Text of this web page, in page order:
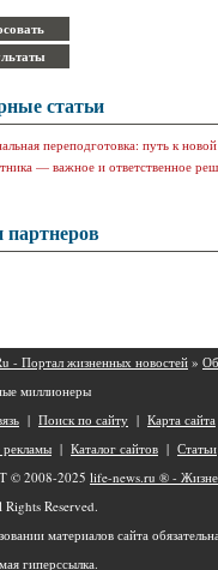
статьи
переподготовка: путь к
— важное и ответственное
партнеров
- Портал жизненных новостей »
миллионеры
| Поиск по сайту | Карта сайта
рекламы | Каталог сайтов | Статьи
© 2008-2025 life-news.ru ® -
Reserved.
материалов сайта
гиперссылка.